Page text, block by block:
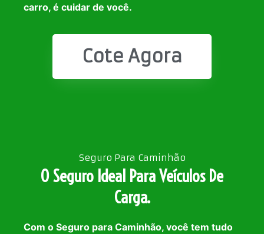
carro, é cuidar de você.
Cote Agora
Seguro Para Caminhão
O Seguro Ideal Para Veículos De
Carga.
Com o Seguro para Caminhão, você tem tudo